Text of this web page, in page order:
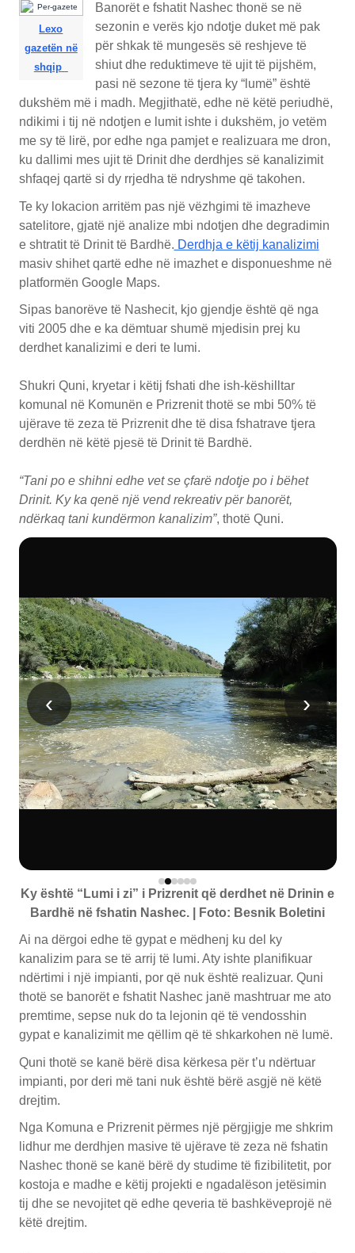
Lexo
gazetën në
shqip
Banorët e fshatit Nashec thonë se në
sezonin e verës kjo ndotje duket më pak
për shkak të mungesës së reshjeve të
shiut dhe reduktimeve të ujit të pijshëm,
pasi në sezone të tjera ky “lumë” është
dukshëm më i madh. Megjithatë, edhe në këtë periudhë,
ndikimi i tij në ndotjen e lumit ishte i dukshëm, jo vetëm
me sy të lirë, por edhe nga pamjet e realizuara me dron,
ku dallimi mes ujit të Drinit dhe derdhjes së kanalizimit
shfaqej qartë si dy rrjedha të ndryshme që takohen.
Te ky lokacion arritëm pas një vëzhgimi të imazheve
satelitore, gjatë një analize mbi ndotjen dhe degradimin
e shtratit të Drinit të Bardhë. Derdhja e këtij kanalizimi
masiv shihet qartë edhe në imazhet e disponueshme në
platformën Google Maps.
Sipas banorëve të Nashecit, kjo gjendje është që nga
viti 2005 dhe e ka dëmtuar shumë mjedisin prej ku
derdhet kanalizimi e deri te lumi.
Shukri Quni, kryetar i këtij fshati dhe ish-këshilltar
komunal në Komunën e Prizrenit thotë se mbi 50% të
ujërave të zeza të Prizrenit dhe të disa fshatrave tjera
derdhën në këtë pjesë të Drinit të Bardhë.
“Tani po e shihni edhe vet se çfarë ndotje po i bëhet
Drinit. Ky ka qenë një vend rekreativ për banorët,
ndërkaq tani kundërmon kanalizim”, thotë Quni.
‹ ›
Ky është “Lumi i zi” i Prizrenit që derdhet në Drinin e
Bardhë në fshatin Nashec. | Foto: Besnik Boletini
Ai na dërgoi edhe të gypat e mëdhenj ku del ky
kanalizim para se të arrij të lumi. Aty ishte planifikuar
ndërtimi i një impianti, por që nuk është realizuar. Quni
thotë se banorët e fshatit Nashec janë mashtruar me ato
premtime, sepse nuk do ta lejonin që të vendosshin
gypat e kanalizimit me qëllim që të shkarkohen në lumë.
Quni thotë se kanë bërë disa kërkesa për t’u ndërtuar
impianti, por deri më tani nuk është bërë asgjë në këtë
drejtim.
Nga Komuna e Prizrenit përmes një përgjigje me shkrim
lidhur me derdhjen masive të ujërave të zeza në fshatin
Nashec thonë se kanë bërë dy studime të fizibilitetit, por
kostoja e madhe e këtij projekti e ngadalëson jetësimin
tij dhe se nevojitet që edhe qeveria të bashkëveprojë në
këtë drejtim.